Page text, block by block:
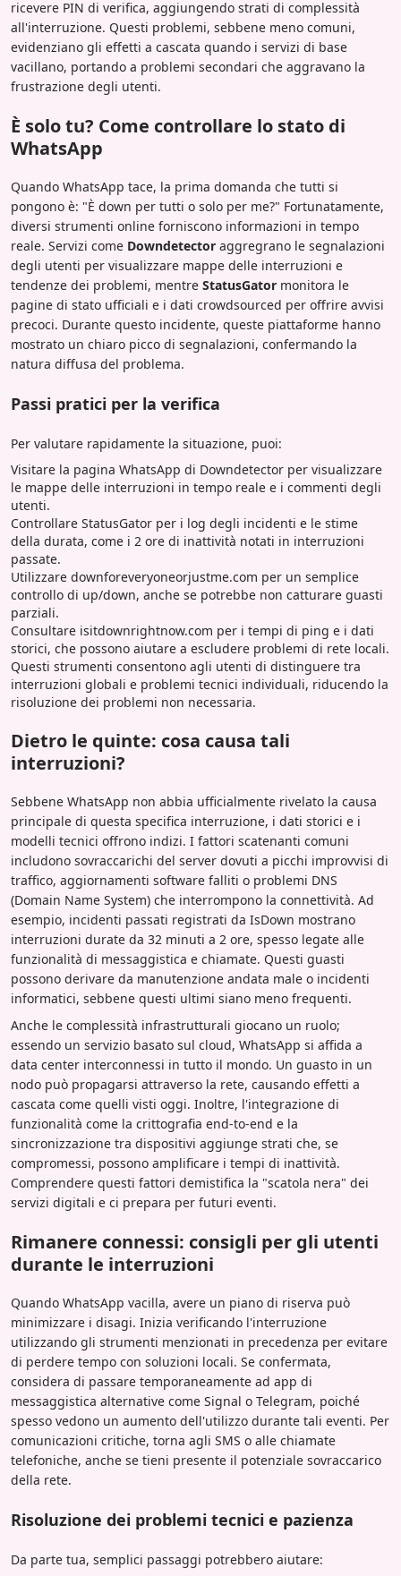
ricevere PIN di verifica, aggiungendo strati di complessità
all'interruzione. Questi problemi, sebbene meno comuni,
evidenziano gli effetti a cascata quando i servizi di base
vacillano, portando a problemi secondari che aggravano la
frustrazione degli utenti.
È solo tu? Come controllare lo stato di
WhatsApp
Quando WhatsApp tace, la prima domanda che tutti si
pongono è: "È down per tutti o solo per me?" Fortunatamente,
diversi strumenti online forniscono informazioni in tempo
reale. Servizi come Downdetector aggregrano le segnalazioni
degli utenti per visualizzare mappe delle interruzioni e
tendenze dei problemi, mentre StatusGator monitora le
pagine di stato ufficiali e i dati crowdsourced per offrire avvisi
precoci. Durante questo incidente, queste piattaforme hanno
mostrato un chiaro picco di segnalazioni, confermando la
natura diffusa del problema.
Passi pratici per la verifica
Per valutare rapidamente la situazione, puoi:
Visitare la pagina WhatsApp di Downdetector per visualizzare
le mappe delle interruzioni in tempo reale e i commenti degli
utenti.
Controllare StatusGator per i log degli incidenti e le stime
della durata, come i 2 ore di inattività notati in interruzioni
passate.
Utilizzare downforeveryoneorjustme.com per un semplice
controllo di up/down, anche se potrebbe non catturare guasti
parziali.
Consultare isitdownrightnow.com per i tempi di ping e i dati
storici, che possono aiutare a escludere problemi di rete locali.
Questi strumenti consentono agli utenti di distinguere tra
interruzioni globali e problemi tecnici individuali, riducendo la
risoluzione dei problemi non necessaria.
Dietro le quinte: cosa causa tali
interruzioni?
Sebbene WhatsApp non abbia ufficialmente rivelato la causa
principale di questa specifica interruzione, i dati storici e i
modelli tecnici offrono indizi. I fattori scatenanti comuni
includono sovraccarichi del server dovuti a picchi improvvisi di
traffico, aggiornamenti software falliti o problemi DNS
(Domain Name System) che interrompono la connettività. Ad
esempio, incidenti passati registrati da IsDown mostrano
interruzioni durate da 32 minuti a 2 ore, spesso legate alle
funzionalità di messaggistica e chiamate. Questi guasti
possono derivare da manutenzione andata male o incidenti
informatici, sebbene questi ultimi siano meno frequenti.
Anche le complessità infrastrutturali giocano un ruolo;
essendo un servizio basato sul cloud, WhatsApp si affida a
data center interconnessi in tutto il mondo. Un guasto in un
nodo può propagarsi attraverso la rete, causando effetti a
cascata come quelli visti oggi. Inoltre, l'integrazione di
funzionalità come la crittografia end-to-end e la
sincronizzazione tra dispositivi aggiunge strati che, se
compromessi, possono amplificare i tempi di inattività.
Comprendere questi fattori demistifica la "scatola nera" dei
servizi digitali e ci prepara per futuri eventi.
Rimanere connessi: consigli per gli utenti
durante le interruzioni
Quando WhatsApp vacilla, avere un piano di riserva può
minimizzare i disagi. Inizia verificando l'interruzione
utilizzando gli strumenti menzionati in precedenza per evitare
di perdere tempo con soluzioni locali. Se confermata,
considera di passare temporaneamente ad app di
messaggistica alternative come Signal o Telegram, poiché
spesso vedono un aumento dell'utilizzo durante tali eventi. Per
comunicazioni critiche, torna agli SMS o alle chiamate
telefoniche, anche se tieni presente il potenziale sovraccarico
della rete.
Risoluzione dei problemi tecnici e pazienza
Da parte tua, semplici passaggi potrebbero aiutare: